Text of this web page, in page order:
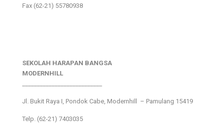
Fax (62-21) 55780938
SEKOLAH HARAPAN BANGSA
MODERNHILL
Jl. Bukit Raya I, Pondok Cabe, Modernhill – Pamulang 15419
Telp. (62-21) 7403035